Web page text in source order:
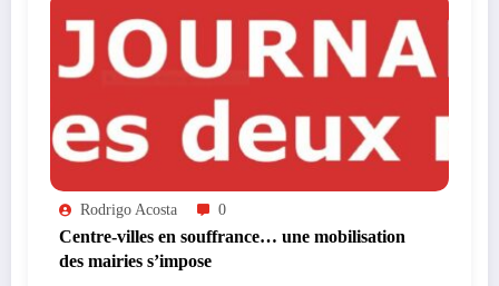
Rodrigo Acosta 0
Centre-villes en souffrance… une mobilisation
des mairies s’impose